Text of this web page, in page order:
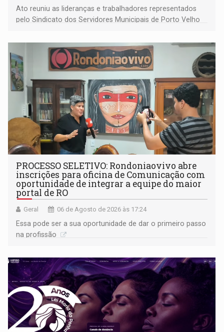
Ato reuniu as lideranças e trabalhadores representados
pelo Sindicato dos Servidores Municipais de Porto Velho
PROCESSO SELETIVO: Rondoniaovivo abre
inscrições para oficina de Comunicação com
oportunidade de integrar a equipe do maior
portal de RO
Geral 06 de Agosto de 2026 às 17:24
Essa pode ser a sua oportunidade de dar o primeiro passo
na profissão